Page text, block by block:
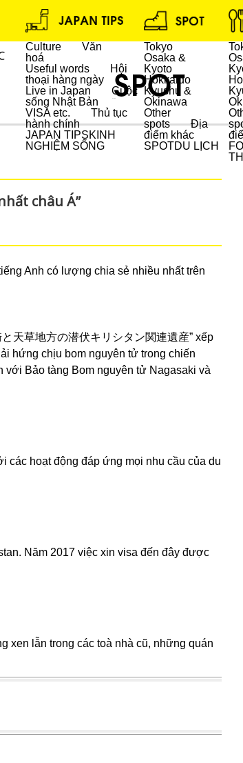
Culture
Văn
hoá
Useful words
Hội
thoại hàng ngày
Live in Japan
Cuộc
sống Nhật Bản
VISA etc.
Thủ tục
hành chính
JAPAN TIPSKINH
NGHIỆM SỐNG
Tokyo
Osaka &
Kyoto
Hokkaido
Kyushu &
Okinawa
Other
spots
Địa
điểm khác
SPOTDU LỊCH
châu Á”
Anh có lượng chia sẻ nhiều nhất trên
天草地方の潜伏キリシタン関連遺産” xếp
hứng chịu bom nguyên tử trong chiến
Bảo tàng Bom nguyên tử Nagasaki và
các hoạt động đáp ứng mọi nhu cầu của du
Năm 2017 việc xin visa đến đây được
xen lẫn trong các toà nhà cũ, những quán